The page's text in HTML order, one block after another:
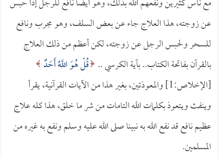
عن زوجته، هذا العلاج جاء عن بعض السلف، وهو مجرب ونافع
للسحر ولحبس الرجل عن زوجته، لكن أعظم من ذلك العلاج
بالقرآن بفاتحة الكتاب.. بآية الكرسي .. قُلْ هُوَ اللَّهُ أَحَدٌ
[الإخلاص:1] والمعوذتين، بغير هذا من الآيات القرآنية، يقرأ
وينفث ويتعوذ بكلمات الله التامات من شر ما خلق، هذا كله علاج
عظيم نافع قد نفع الله به نبينا صلى الله عليه وسلم ونفع به غيره من
المسلمين.